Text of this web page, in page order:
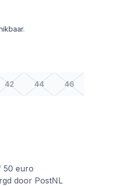
42 44 46
50 euro
door PostNL